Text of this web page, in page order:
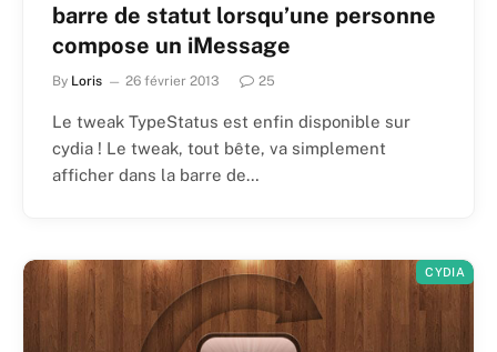
barre de statut lorsqu’une personne
compose un iMessage
By Loris 26 février 2013 25
Le tweak TypeStatus est enfin disponible sur
cydia ! Le tweak, tout bête, va simplement
afficher dans la barre de…
CYDIA